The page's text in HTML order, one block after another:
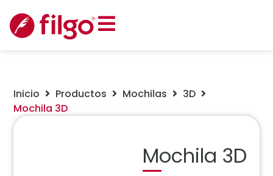
Inicio Productos Mochilas
3D
Mochila 3D
Mochila 3D